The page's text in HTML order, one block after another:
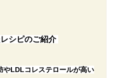
シピのご紹介
やLDLコレステロールが高い